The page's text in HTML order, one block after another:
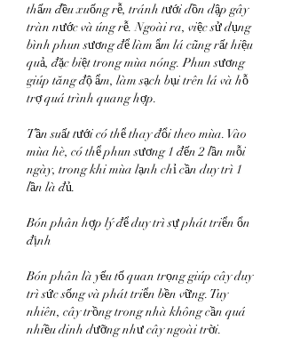
thấm đều xuống rễ, tránh tưới dồn dập gây
tràn nước và úng rễ. Ngoài ra, việc sử dụng
bình phun sương để làm ẩm lá cũng rất hiệu
quả, đặc biệt trong mùa nóng. Phun sương
giúp tăng độ ẩm, làm sạch bụi trên lá và hỗ
trợ quá trình quang hợp.
Tần suất tưới có thể thay đổi theo mùa. Vào
mùa hè, có thể phun sương 1 đến 2 lần mỗi
ngày, trong khi mùa lạnh chỉ cần duy trì 1
lần là đủ.
Bón phân hợp lý để duy trì sự phát triển ổn
định
Bón phân là yếu tố quan trọng giúp cây duy
trì sức sống và phát triển bền vững. Tuy
nhiên, cây trồng trong nhà không cần quá
nhiều dinh dưỡng như cây ngoài trời.